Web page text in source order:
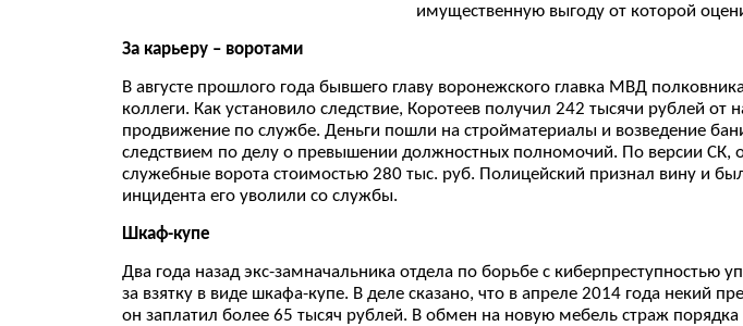
имущественную выгоду от которой
За карьеру – воротами
В августе прошлого года бывшего главу воронежского главка МВД
коллеги. Как установило следствие, Коротеев получил 242 тысячи рублей
продвижение по службе. Деньги пошли на стройматериалы и возведение
следствием по делу о превышении должностных полномочий. По версии СК,
служебные ворота стоимостью 280 тыс. руб. Полицейский признал вину и
инцидента его уволили со службы.
Шкаф-купе
Два года назад экс-замначальника отдела по борьбе с
за взятку в виде шкафа-купе. В деле сказано, что в апреле 2014 года некий
он заплатил более 65 тысяч рублей. В обмен на новую мебель страж